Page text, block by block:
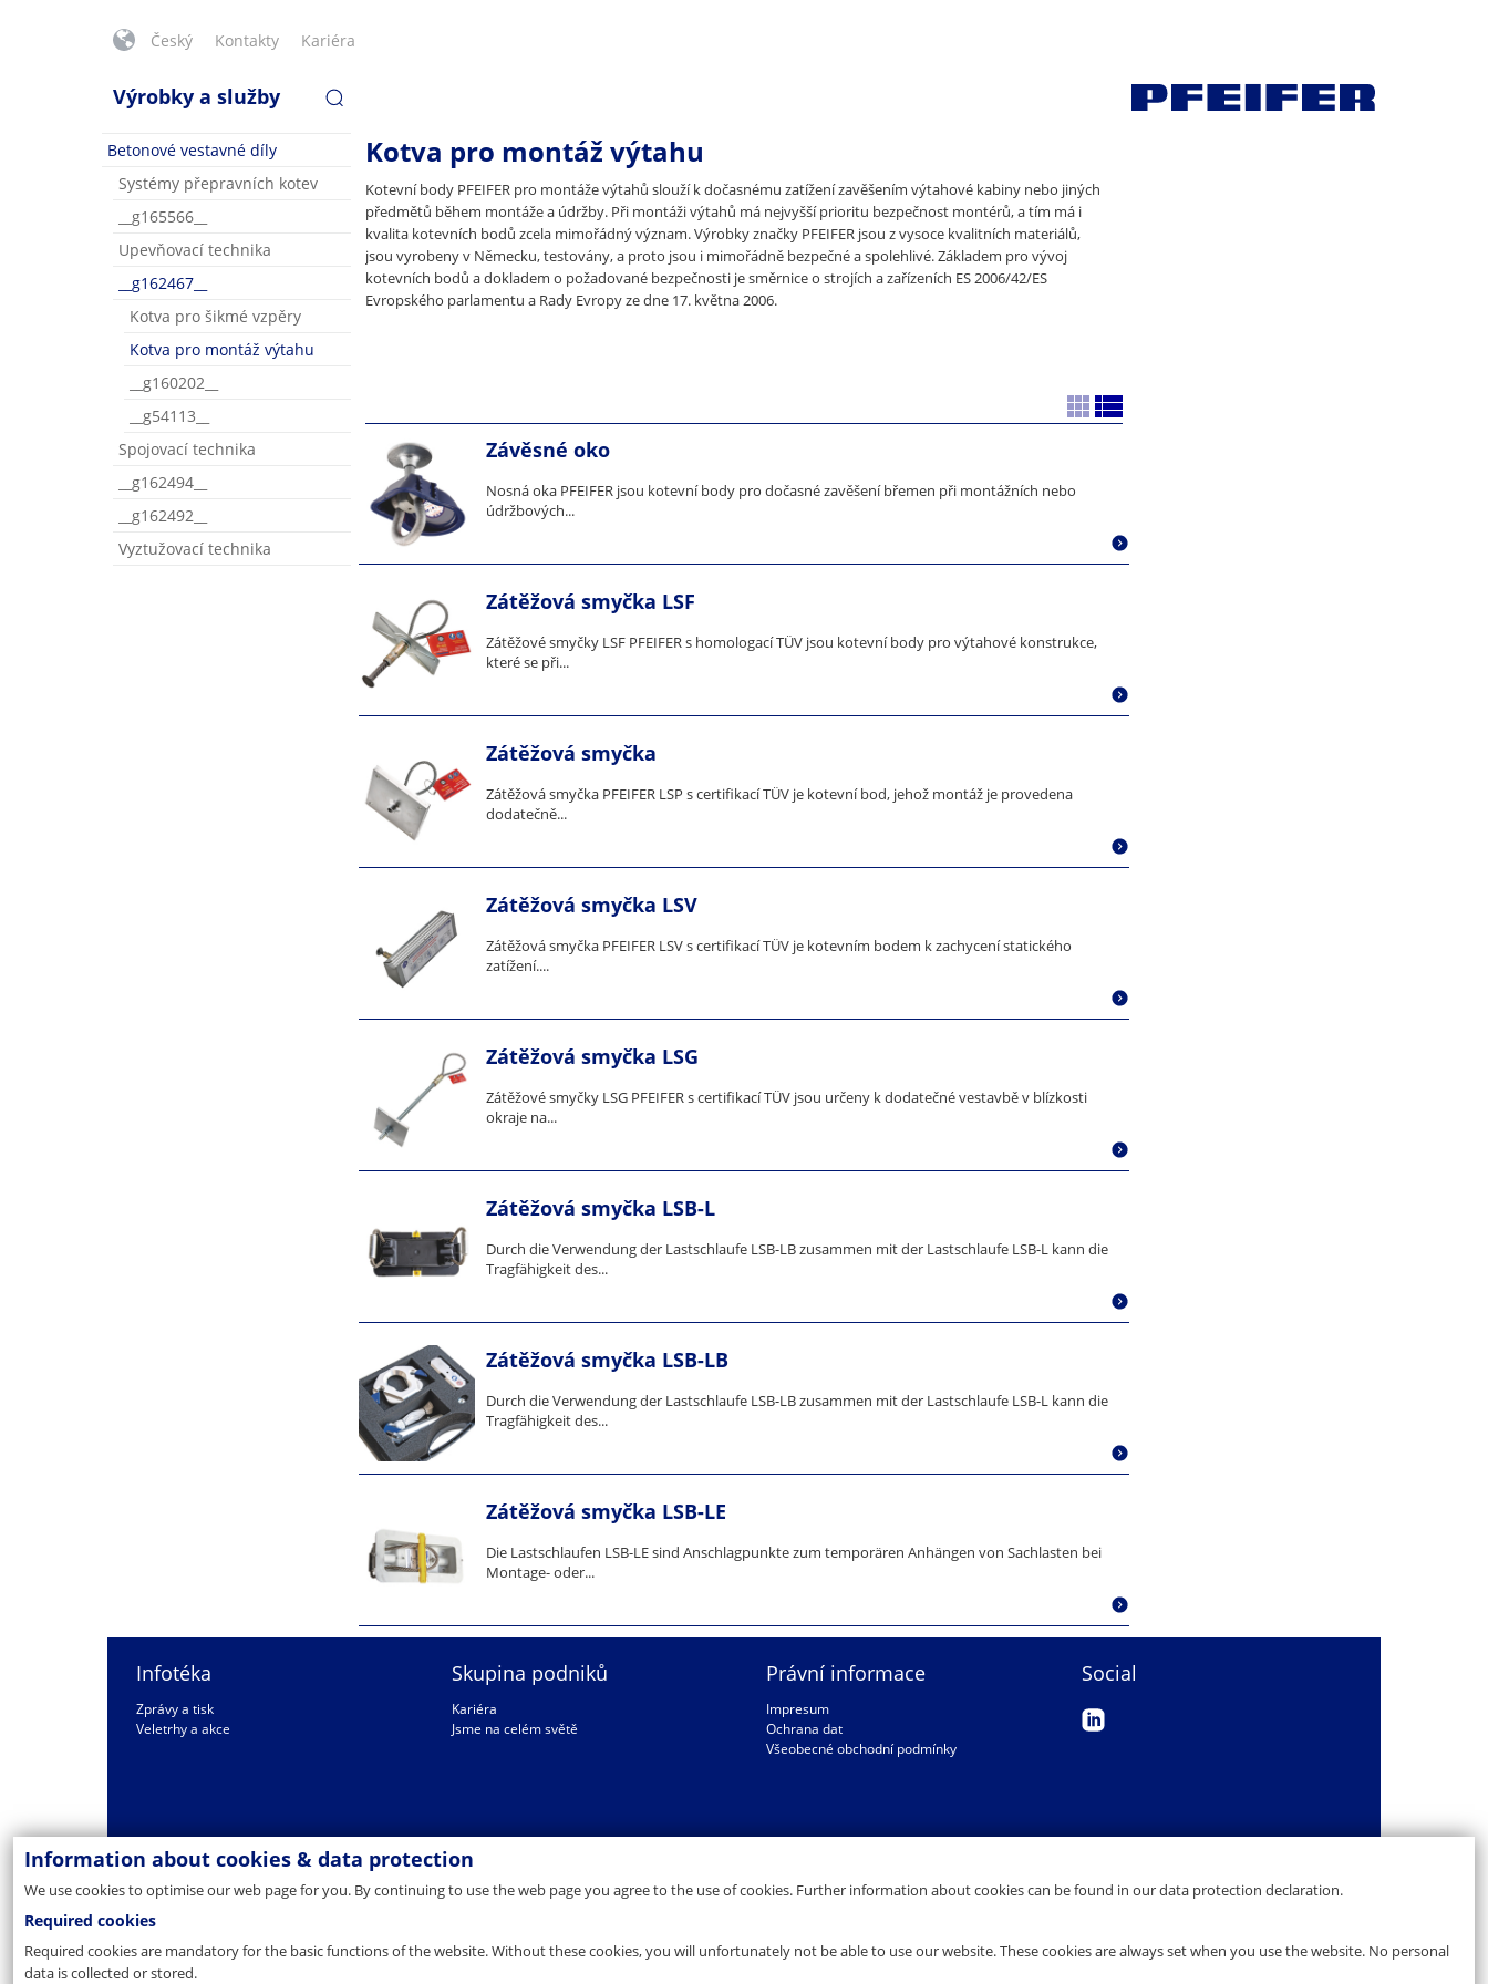
Český Kontakty Kariéra
Výrobky a služby
Betonové vestavné díly
Systémy přepravních kotev
__g165566__
Upevňovací technika
__g162467__
Kotva pro šikmé vzpěry
Kotva pro montáž výtahu
__g160202__
__g54113__
Spojovací technika
__g162494__
__g162492__
Vyztužovací technika
Kotva pro montáž výtahu
Kotevní body PFEIFER pro montáže výtahů slouží k dočasnému zatížení zavěšením výtahové kabiny nebo jiných
předmětů během montáže a údržby. Při montáži výtahů má nejvyšší prioritu bezpečnost montérů, a tím má i
kvalita kotevních bodů zcela mimořádný význam. Výrobky značky PFEIFER jsou z vysoce kvalitních materiálů,
jsou vyrobeny v Německu, testovány, a proto jsou i mimořádně bezpečné a spolehlivé. Základem pro vývoj
kotevních bodů a dokladem o požadované bezpečnosti je směrnice o strojích a zařízeních ES 2006/42/ES
Evropského parlamentu a Rady Evropy ze dne 17. května 2006.
Závěsné oko
Nosná oka PFEIFER jsou kotevní body pro dočasné zavěšení břemen při montážních nebo
údržbových...
Zátěžová smyčka LSF
Zátěžové smyčky LSF PFEIFER s homologací TÜV jsou kotevní body pro výtahové konstrukce,
které se při...
Zátěžová smyčka
Zátěžová smyčka PFEIFER LSP s certifikací TÜV je kotevní bod, jehož montáž je provedena
dodatečně...
Zátěžová smyčka LSV
Zátěžová smyčka PFEIFER LSV s certifikací TÜV je kotevním bodem k zachycení statického
zatížení....
Zátěžová smyčka LSG
Zátěžové smyčky LSG PFEIFER s certifikací TÜV jsou určeny k dodatečné vestavbě v blízkosti
okraje na...
Zátěžová smyčka LSB-L
Durch die Verwendung der Lastschlaufe LSB-LB zusammen mit der Lastschlaufe LSB-L kann die
Tragfähigkeit des...
Zátěžová smyčka LSB-LB
Durch die Verwendung der Lastschlaufe LSB-LB zusammen mit der Lastschlaufe LSB-L kann die
Tragfähigkeit des...
Zátěžová smyčka LSB-LE
Die Lastschlaufen LSB-LE sind Anschlagpunkte zum temporären Anhängen von Sachlasten bei
Montage- oder...
Infotéka
Zprávy a tisk
Veletrhy a akce
Skupina podniků
Kariéra
Jsme na celém světě
Právní informace
Impresum
Ochrana dat
Všeobecné obchodní podmínky
Social
Information about cookies & data protection
We use cookies to optimise our web page for you. By continuing to use the web page you agree to the use of cookies. Further information about cookies can be found in our data protection declaration.
Required cookies
Required cookies are mandatory for the basic functions of the website. Without these cookies, you will unfortunately not be able to use our website. These cookies are always set when you use the website. No personal
data is collected or stored.